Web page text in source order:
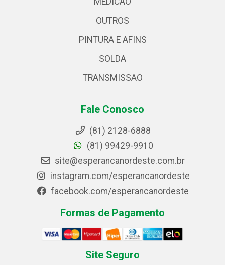
OUTROS
PINTURA E AFINS
SOLDA
TRANSMISSAO
Fale Conosco
(81) 2128-6888
(81) 99429-9910
site@esperancanordeste.com.br
instagram.com/esperancanordeste
facebook.com/esperancanordeste
Formas de Pagamento
Site Seguro